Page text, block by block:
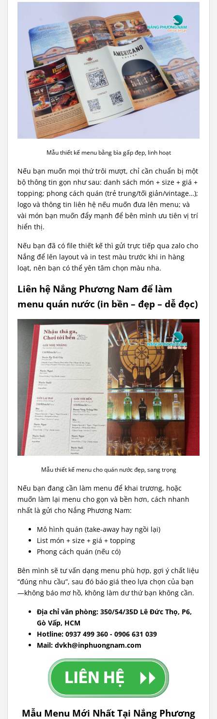
Mẫu thiết kế menu bằng bìa gấp đẹp, linh hoạt
Nếu bạn muốn mọi thứ trôi mượt, chỉ cần chuẩn bị một
bộ thông tin gọn như sau: danh sách món + size + giá +
topping; phong cách quán (trẻ trung/tối giản/vintage…);
logo và thông tin liên hệ nếu muốn đưa lên menu; và
vài món bạn muốn đẩy mạnh để bên mình ưu tiên vị trí
hiển thị.
Nếu bạn đã có file thiết kế thì gửi trực tiếp qua zalo cho
Nắng để lên layout và in test màu trước khi in hàng
loạt, nên bạn có thể yên tâm chọn màu nha.
Liên hệ Nắng Phương Nam để làm
menu quán nước (in bền – đẹp – dễ đọc)
Mẫu thiết kế menu cho quán nước đẹp, sang trọng
Nếu bạn đang cần làm menu để khai trương, hoặc
muốn làm lại menu cho gọn và bền hơn, cách nhanh
nhất là gửi cho Nắng Phương Nam:
Mô hình quán (take-away hay ngồi lại)
List món + size + giá + topping
Phong cách quán (nếu có)
Bên mình sẽ tư vấn dạng menu phù hợp, gợi ý chất liệu
“đúng nhu cầu”, sau đó báo giá theo lựa chọn của bạn
—không báo mơ hồ, không làm dư thứ bạn không cần.
Địa chỉ văn phòng: 350/54/35D Lê Đức Thọ, P6,
Gò Vấp, HCM
Hotline: 0937 499 360 - 0906 631 039
Mail: dvkh@inphuongnam.com
Mẫu Menu Mới Nhất Tại Nắng Phương